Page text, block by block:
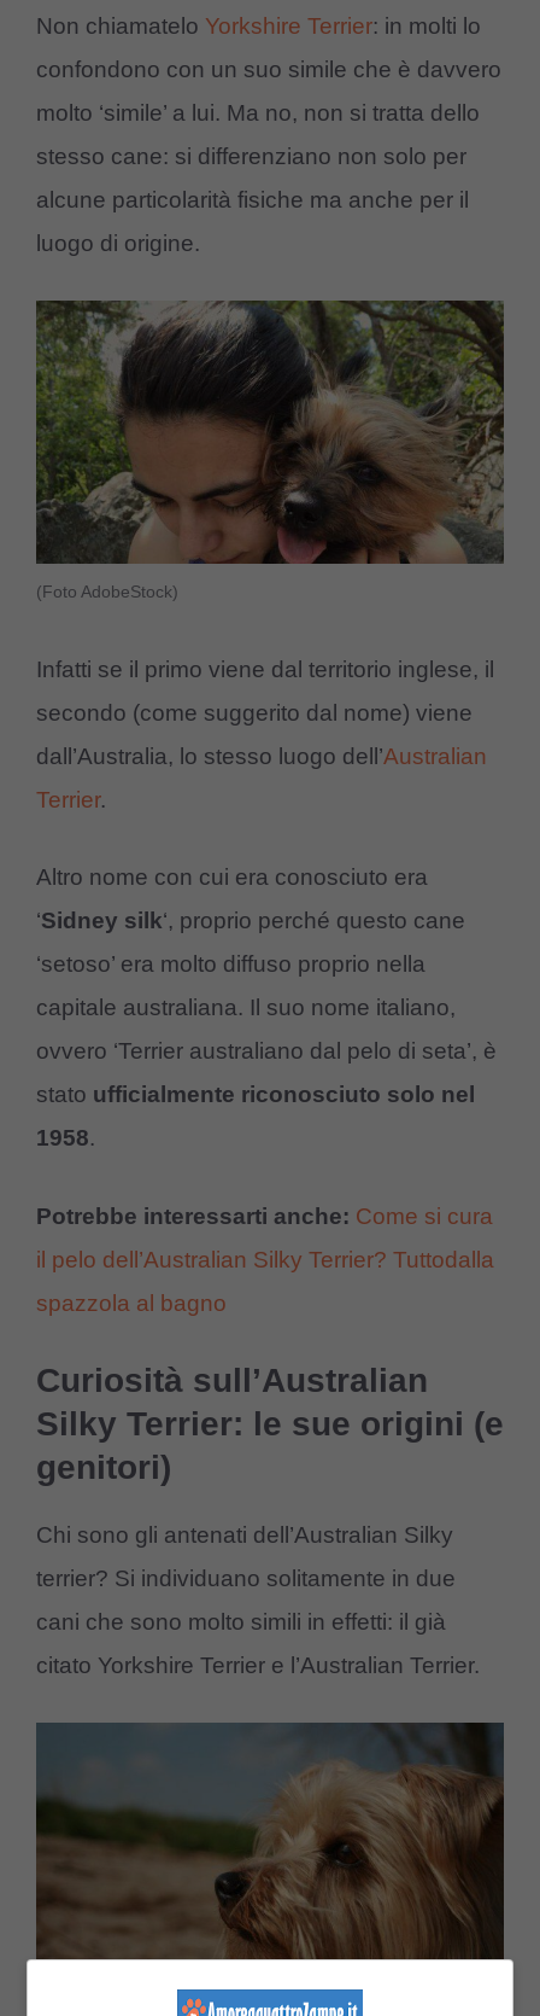
Non chiamatelo Yorkshire Terrier: in molti lo
confondono con un suo simile che è davvero
molto ‘simile’ a lui. Ma no, non si tratta dello
stesso cane: si differenziano non solo per
alcune particolarità fisiche ma anche per il
luogo di origine.
(Foto AdobeStock)
Infatti se il primo viene dal territorio inglese, il
secondo (come suggerito dal nome) viene
dall’Australia, lo stesso luogo dell’Australian
Terrier.
Altro nome con cui era conosciuto era
‘Sidney silk‘, proprio perché questo cane
‘setoso’ era molto diffuso proprio nella
capitale australiana. Il suo nome italiano,
ovvero ‘Terrier australiano dal pelo di seta’, è
stato ufficialmente riconosciuto solo nel
1958.
Potrebbe interessarti anche: Come si cura
il pelo dell’Australian Silky Terrier? Tuttodalla
spazzola al bagno
Curiosità sull’Australian
Silky Terrier: le sue origini (e
genitori)
Chi sono gli antenati dell’Australian Silky
terrier? Si individuano solitamente in due
cani che sono molto simili in effetti: il già
citato Yorkshire Terrier e l’Australian Terrier.